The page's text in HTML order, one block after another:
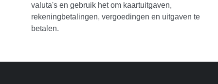
valuta's en gebruik het om kaartuitgaven,
rekeningbetalingen, vergoedingen en uitgaven te
betalen.